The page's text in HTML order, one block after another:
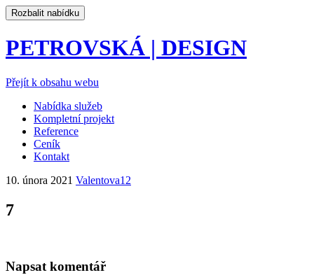
Rozbalit nabídku
PETROVSKÁ | DESIGN
Přejít k obsahu webu
Nabídka služeb
Kompletní projekt
Reference
Ceník
Kontakt
10. února 2021 Valentova12
7
Napsat komentář